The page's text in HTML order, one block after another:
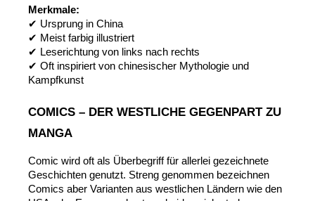
Merkmale:
✔ Ursprung in China
✔ Meist farbig illustriert
✔ Leserichtung von links nach rechts
✔ Oft inspiriert von chinesischer Mythologie und
Kampfkunst
COMICS – DER WESTLICHE GEGENPART ZU
MANGA
Comic wird oft als Überbegriff für allerlei gezeichnete
Geschichten genutzt. Streng genommen bezeichnen
Comics aber Varianten aus westlichen Ländern wie den